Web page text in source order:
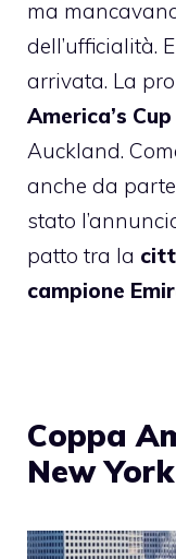
ma
dell’ufficialità.
arrivata. La
America’s Cup
Auckland.
anche da
stato
patto tra la
campione
Coppa
New